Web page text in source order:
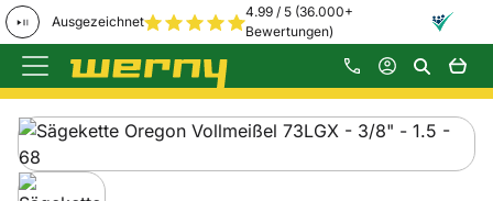
Ausgezeichnet
4.99 / 5 (36.000+
Bewertungen)
Zum Hauptinhalt springen
Produktgalerie
Zur Kaufbox springen